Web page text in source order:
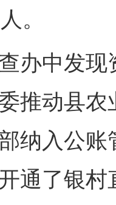
。
中发现
推动县
纳入公
通了银